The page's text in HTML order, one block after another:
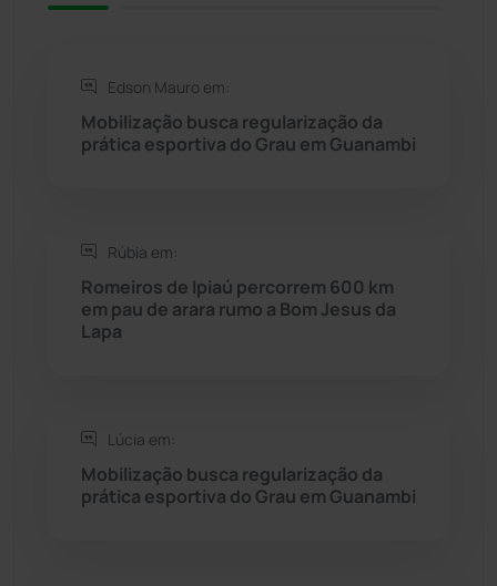
Rio do Pires
Sebastião Laranjeiras
Tanhaçu
Edson Mauro em:
Mobilização busca regularização da
prática esportiva do Grau em Guanambi
Rúbia em:
Romeiros de Ipiaú percorrem 600 km
em pau de arara rumo a Bom Jesus da
Lapa
Lúcia em:
Mobilização busca regularização da
prática esportiva do Grau em Guanambi